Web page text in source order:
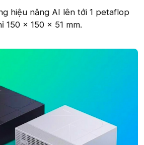
hiệu năng AI lên tới 1 petaflop
× 150 × 51 mm.